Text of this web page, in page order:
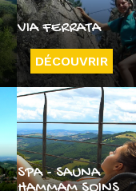
VIA FERRATA
DÉCOUVRIR
SPA - SAUNA